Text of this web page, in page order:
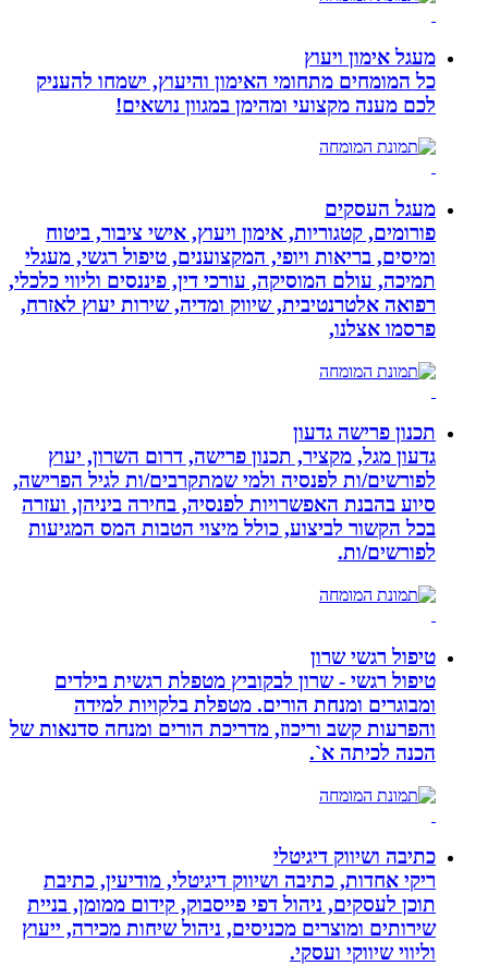
מעגל אימון ויעוץ
כל המומחים מתחומי האימון והיעוץ, ישמחו להעניק
לכם מענה מקצועי ומהימן במגוון נושאים!
מעגל העסקים
פורומים, קטגוריות, אימון ויעוץ, אישי ציבור, ביטוח
ומיסים, בריאות ויופי, המקצוענים, טיפול רגשי, מעגלי
תמיכה, עולם המוסיקה, עורכי דין, פיננסים וליווי כלכלי,
רפואה אלטרנטיבית, שיווק ומדיה, שירות יעוץ לאזרח,
פרסמו אצלנו,
תכנון פרישה גדעון
גדעון מגל, מקציר, תכנון פרישה, דרום השרון, יעוץ
לפורשים/ות לפנסיה ולמי שמתקרבים/ות לגיל הפרישה,
סיוע בהבנת האפשרויות לפנסיה, בחירה ביניהן, ועזרה
בכל הקשור לביצוע, כולל מיצוי הטבות המס המגיעות
לפורשים/ות.
טיפול רגשי שרון
טיפול רגשי - שרון לבקוביץ מטפלת רגשית בילדים
ומבוגרים ומנחת הורים. מטפלת בלקויות למידה
והפרעות קשב וריכוז, מדריכת הורים ומנחה סדנאות של
הכנה לכיתה א`.
כתיבה ושיווק דיגיטלי
ריקי אחדות, כתיבה ושיווק דיגיטלי, מודיעין, כתיבת
תוכן לעסקים, ניהול דפי פייסבוק, קידום ממומן, בניית
שירותים ומוצרים מכניסים, ניהול שיחות מכירה, ייעוץ
וליווי שיווקי ועסקי.